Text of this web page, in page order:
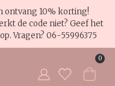
ontvang 10% korting!
de code niet? Geef het
Vragen? 06-55996375
Cart
0